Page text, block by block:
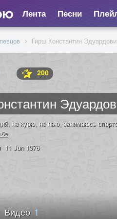
Лента Песни
Гирш Константин
200
не курю, не пью, занимаюсь
11 Jun 1976
Видео 1